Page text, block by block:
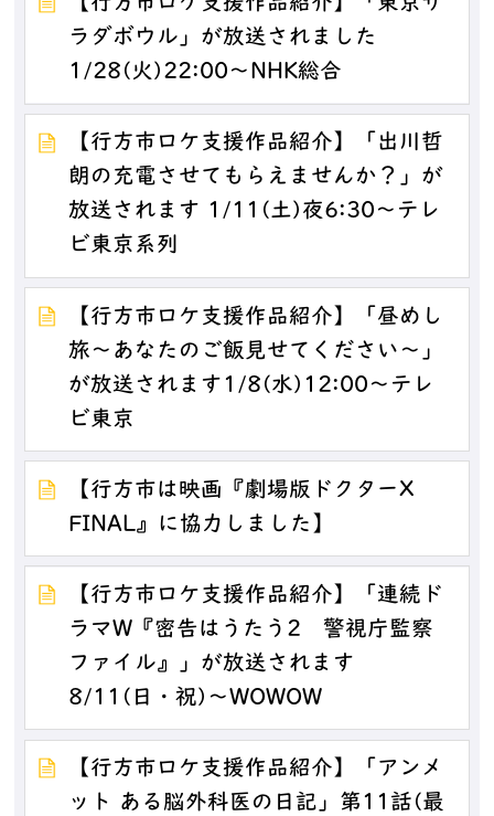
【行方市ロケ支援作品紹介】「東京サ
ラダボウル」が放送されました
1/28(火)22:00～NHK総合
【行方市ロケ支援作品紹介】「出川哲
朗の充電させてもらえませんか？」が
放送されます 1/11(土)夜6:30～テレ
ビ東京系列
【行方市ロケ支援作品紹介】「昼めし
旅～あなたのご飯見せてください～」
が放送されます1/8(水)12:00～テレ
ビ東京
【行方市は映画『劇場版ドクターX
FINAL』に協力しました】
【行方市ロケ支援作品紹介】「連続ド
ラマW『密告はうたう2 警視庁監察
ファイル』」が放送されます
8/11(日・祝)～WOWOW
【行方市ロケ支援作品紹介】「アンメ
ット ある脳外科医の日記」第11話(最